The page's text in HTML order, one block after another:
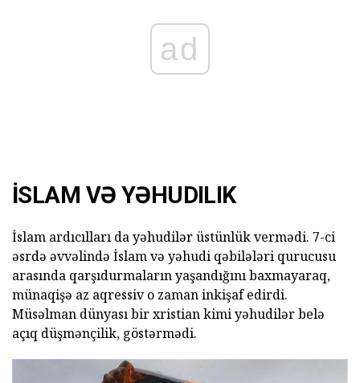
ad
İSLAM VƏ YƏHUDILIK
İslam ardıcılları da yəhudilər üstünlük vermədi. 7-ci
əsrdə əvvəlində İslam və yəhudi qəbilələri qurucusu
arasında qarşıdurmaların yaşandığını baxmayaraq,
münaqişə az aqressiv o zaman inkişaf edirdi.
Müsəlman dünyası bir xristian kimi yəhudilər belə
açıq düşmənçilik, göstərmədi.